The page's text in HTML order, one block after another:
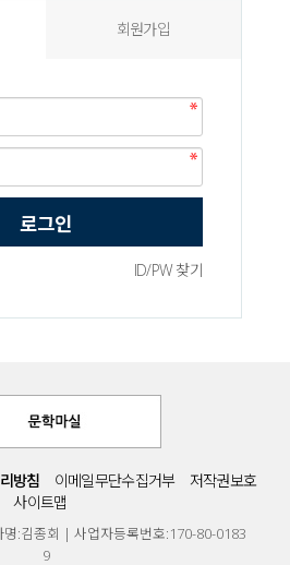
회원가입
로그인
ID/PW 찾기
방침 이메일무단수집거부
저작권보호
사이트맵
:김종회 | 사업자등록번호:170-80-0183
9